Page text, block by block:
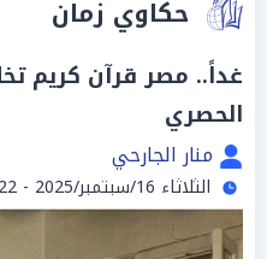
حكاوي زمان
غداً.. مصر قرآن كريم
الحصري
منار الجارحي
الثلاثاء 16/سبتمبر/2025 - 07:22 م